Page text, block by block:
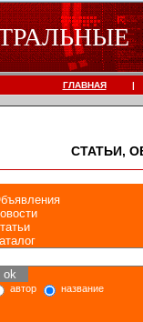
ГЛАВНАЯ |
СТАТЬИ,
автор название